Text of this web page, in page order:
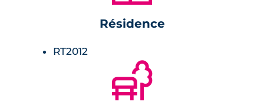
loggias ouvertes sur les paysages arborés de
Des panneaux photovoltaïques complète
Résidence
RT2012
🌲